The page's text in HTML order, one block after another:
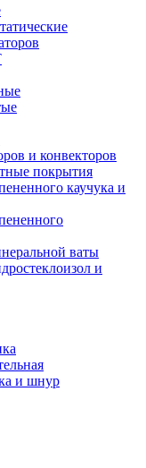
и конвекторов
покрытия
каучука и
ваты
и
и шнур